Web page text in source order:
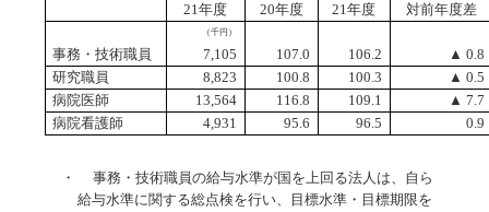
21年度 20年度 21年度 対前年度差
（千円）
事務・技術職員 7,105 107.0 106.2 ▲ 0.8
研究職員
8,823 100.8 100.3 ▲ 0.5
病院医師
13,564 116.8 109.1 ▲ 7.7
病院看護師
4,931 95.6 96.5 0.9
・ 事務・技術職員の給与水準が国を上回る法人は、自ら
給与水準に関する総点検を行い、目標水準・目標期限を